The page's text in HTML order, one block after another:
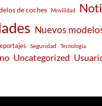
de coches Movilidad
Nuevos
Seguridad Tecnología
Uncategorized